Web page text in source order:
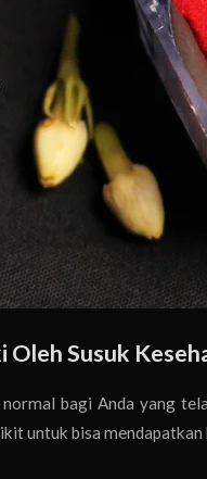
Susuk
bagi Anda yang
untuk bisa